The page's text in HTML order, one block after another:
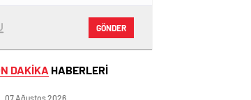
GÖNDER
DAKİKA HABERLERİ